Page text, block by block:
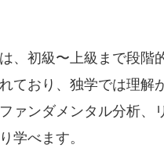
、初級〜上級まで段階
ており、独学では理解
ァンダメンタル分析、
学べます。